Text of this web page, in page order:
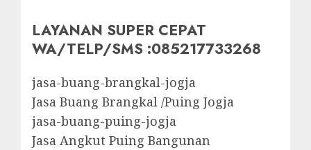
LAYANAN SUPER CEPAT
WA/TELP/SMS :085217733268
jasa-buang-brangkal-jogja
Jasa Buang Brangkal /Puing Jogja
jasa-buang-puing-jogja
Jasa Angkut Puing Bangunan